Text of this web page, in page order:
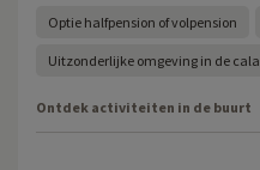
Optie halfpension of volpension
Uitzonderlijke omgeving in de
Ontdek activiteiten in de buurt